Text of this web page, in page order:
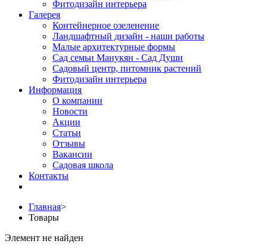
Фитодизайн интерьера
Галерея
Контейнерное озеленение
Ландшафтный дизайн - наши работы
Малые архитектурные формы
Сад семьи Манукян - Сад Души
Садовый центр, питомник растений
Фитодизайн интерьера
Информация
О компании
Новости
Акции
Статьи
Отзывы
Вакансии
Садовая школа
Контакты
Главная>
Товары
Элемент не найден